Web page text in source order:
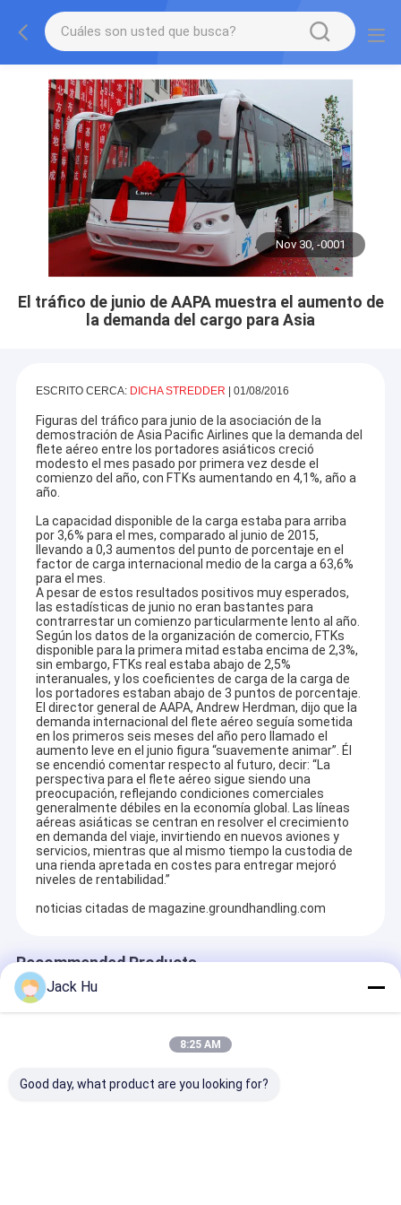
Nov 30, -0001
El tráfico de junio de AAPA muestra el aumento de
la demanda del cargo para Asia
ESCRITO CERCA: DICHA STREDDER | 01/08/2016
Figuras del tráfico para junio de la asociación de la
demostración de Asia Pacific Airlines que la demanda del
flete aéreo entre los portadores asiáticos creció
modesto el mes pasado por primera vez desde el
comienzo del año, con FTKs aumentando en 4,1%, año a
año.
La capacidad disponible de la carga estaba para arriba
por 3,6% para el mes, comparado al junio de 2015,
llevando a 0,3 aumentos del punto de porcentaje en el
factor de carga internacional medio de la carga a 63,6%
para el mes.
A pesar de estos resultados positivos muy esperados,
las estadísticas de junio no eran bastantes para
contrarrestar un comienzo particularmente lento al año.
Según los datos de la organización de comercio, FTKs
disponible para la primera mitad estaba encima de 2,3%,
sin embargo, FTKs real estaba abajo de 2,5%
interanuales, y los coeficientes de carga de la carga de
los portadores estaban abajo de 3 puntos de porcentaje.
El director general de AAPA, Andrew Herdman, dijo que la
demanda internacional del flete aéreo seguía sometida
en los primeros seis meses del año pero llamado el
aumento leve en el junio figura “suavemente animar”. Él
se encendió comentar respecto al futuro, decir: “La
perspectiva para el flete aéreo sigue siendo una
preocupación, reflejando condiciones comerciales
generalmente débiles en la economía global. Las líneas
aéreas asiáticas se centran en resolver el crecimiento
en demanda del viaje, invirtiendo en nuevos aviones y
servicios, mientras que al mismo tiempo la custodia de
una rienda apretada en costes para entregar mejoró
niveles de rentabilidad.”
noticias citadas de magazine.groundhandling.com
Recommended Products
Jack Hu
8:25 AM
Good day, what product are you looking for?